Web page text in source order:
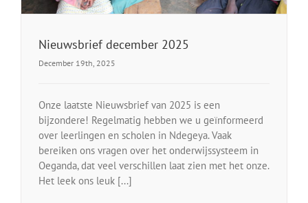
Nieuwsbrief december 2025
December 19th, 2025
Onze laatste Nieuwsbrief van 2025 is een
bijzondere! Regelmatig hebben we u geïnformeerd
over leerlingen en scholen in Ndegeya. Vaak
bereiken ons vragen over het onderwijssysteem in
Oeganda, dat veel verschillen laat zien met het onze.
Het leek ons leuk [...]